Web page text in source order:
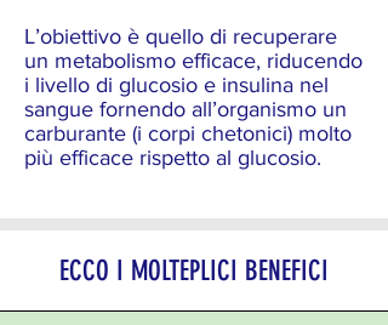
L’obiettivo è quello di recuperare
un metabolismo efficace, riducendo
i livello di glucosio e insulina nel
sangue fornendo all’organismo un
carburante (i corpi chetonici) molto
più efficace rispetto al glucosio.
ECCO I MOLTEPLICI BENEFICI